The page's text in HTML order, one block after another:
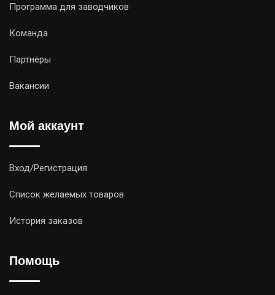
Программа для заводчиков
Команда
Партнёры
Вакансии
Мой аккаунт
Вход/Регистрация
Список желаемых товаров
История заказов
Помощь